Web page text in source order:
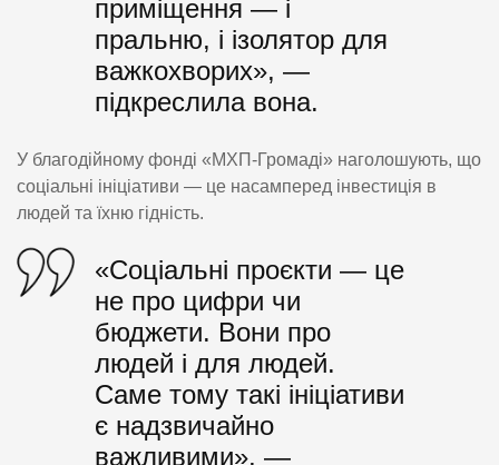
приміщення — і
пральню, і ізолятор для
важкохворих», —
підкреслила вона.
У благодійному фонді «МХП-Громаді» наголошують, що
соціальні ініціативи — це насамперед інвестиція в
людей та їхню гідність.
«Соціальні проєкти — це
не про цифри чи
бюджети. Вони про
людей і для людей.
Саме тому такі ініціативи
є надзвичайно
важливими», —